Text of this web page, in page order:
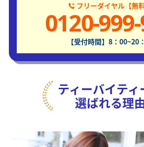
フリーダイヤル【無料
0120-
【受付時間】8：00~20
ティーバイティ
選ばれる理